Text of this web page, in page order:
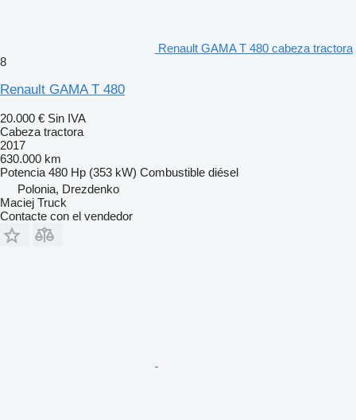
Renault GAMA T 480 cabeza tractora
8
Renault GAMA T 480
20.000 € Sin IVA
Cabeza tractora
2017
630.000 km
Potencia 480 Hp (353 kW) Combustible diésel
Polonia, Drezdenko
Maciej Truck
Contacte con el vendedor